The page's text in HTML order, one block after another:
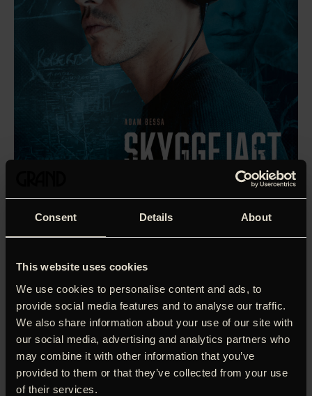
Consent Details About
This website uses cookies
We use cookies to personalise content and ads, to
provide social media features and to analyse our traffic.
We also share information about your use of our site with
our social media, advertising and analytics partners who
may combine it with other information that you’ve
provided to them or that they’ve collected from your use
of their services.
‘Skyggejagt’ er en medrivende thriller om en mands
hændelser. Efter at have mistet sin familie under det
syriske rædselsregime, slutter Hamid sig til en hemmelig
gruppe, der sporer krigsforbrydere på flugt i Europa. Han
rejser til Frankrig for at konfrontere sin tidligere
torturbøddel, Harfaz, hvis ansigt han aldrig har set. Da
sporene fører ham til universitetet i Strasbourg, og Hamid
kommer tættere og tættere på sit mål, rammes han af